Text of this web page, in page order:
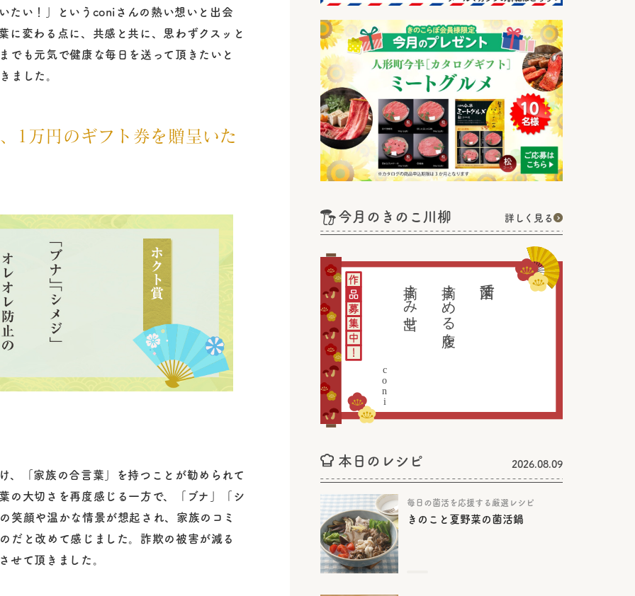
たい！」というconiさんの熱い想いと出会
に変わる点に、共感と共に、思わずクスッと
でも元気で健康な毎日を送って頂きたいと
ました。
1万円のギフト券を贈呈いた
、「家族の合言葉」を持つことが勧められて
の大切さを再度感じる一方で、「ブナ」「シ
笑顔や温かな情景が想起され、家族のコミ
だと改めて感じました。詐欺の被害が減る
せて頂きました。
今月のきのこ川柳 詳しく見る
菌活で
摘まめる腹を
摘まみ出せ
coni
本日のレシピ 2026.08.09
毎日の菌活を応援する厳選レシピ
きのこと夏野菜の菌活鍋